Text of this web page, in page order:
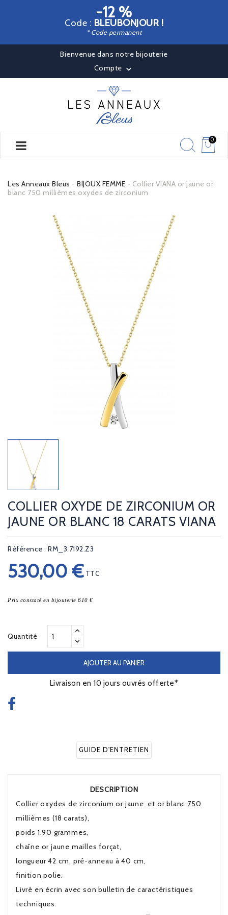
-12 %
Code : BLEUBONJOUR !
* Code permanent
Bienvenue dans notre bijouterie
Compte 
0
Les Anneaux Bleus BIJOUX FEMME
Collier VIANA or jaune or
blanc 750 millièmes oxydes de zirconium
COLLIER OXYDE DE ZIRCONIUM OR
JAUNE OR BLANC 18 CARATS VIANA
Référence : RM_3.7192.Z3
530,00 € TTC
Prix constaté en bijouterie 610 €
Quantité
AJOUTER AU PANIER
Livraison en 10 jours ouvrés offerte*
GUIDE D'ENTRETIEN
DESCRIPTION
Collier oxydes de zirconium or jaune et or blanc 750
millièmes (18 carats),
poids 1.90 grammes,
chaîne or jaune mailles forçat,
longueur 42 cm, pré-anneau à 40 cm,
finition polie.
Livré en écrin avec son bulletin de caractéristiques
techniques.